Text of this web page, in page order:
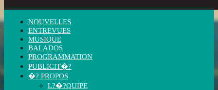
NOUVELLES
ENTREVUES
MUSIQUE
BALADOS
PROGRAMMATION
PUBLICIT�?
�? PROPOS
L?�?QUIPE